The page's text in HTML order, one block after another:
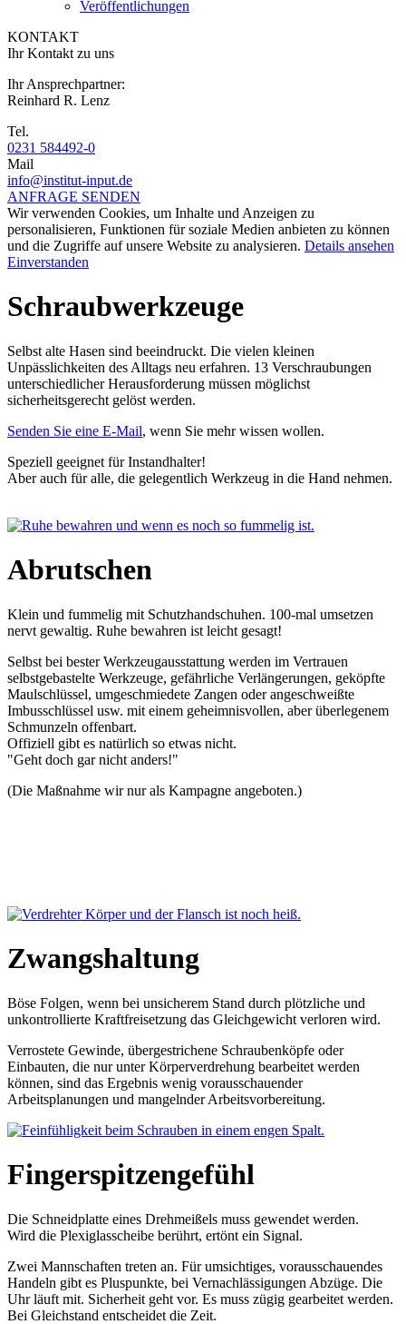
Veröffentlichungen
KONTAKT
Ihr Kontakt zu uns
Ihr Ansprechpartner:
Reinhard R. Lenz
Tel.
0231 584492-0
Mail
info@institut-input.de
ANFRAGE SENDEN
Wir verwenden Cookies, um Inhalte und Anzeigen zu
personalisieren, Funktionen für soziale Medien anbieten zu können
und die Zugriffe auf unsere Website zu analysieren. Details ansehen
Einverstanden
Schraubwerkzeuge
Selbst alte Hasen sind beeindruckt. Die vielen kleinen
Unpässlichkeiten des Alltags neu erfahren. 13 Verschraubungen
unterschiedlicher Herausforderung müssen möglichst
sicherheitsgerecht gelöst werden.
Senden Sie eine E-Mail, wenn Sie mehr wissen wollen.
Speziell geeignet für Instandhalter!
Aber auch für alle, die gelegentlich Werkzeug in die Hand nehmen.
Abrutschen
Klein und fummelig mit Schutzhandschuhen. 100-mal umsetzen
nervt gewaltig. Ruhe bewahren ist leicht gesagt!
Selbst bei bester Werkzeugausstattung werden im Vertrauen
selbstgebastelte Werkzeuge, gefährliche Verlängerungen, geköpfte
Maulschlüssel, umgeschmiedete Zangen oder angeschweißte
Imbusschlüssel usw. mit einem geheimnisvollen, aber überlegenem
Schmunzeln offenbart.
Offiziell gibt es natürlich so etwas nicht.
"Geht doch gar nicht anders!"
(Die Maßnahme wir nur als Kampagne angeboten.)
Zwangshaltung
Böse Folgen, wenn bei unsicherem Stand durch plötzliche und
unkontrollierte Kraftfreisetzung das Gleichgewicht verloren wird.
Verrostete Gewinde, übergestrichene Schraubenköpfe oder
Einbauten, die nur unter Körperverdrehung bearbeitet werden
können, sind das Ergebnis wenig vorausschauender
Arbeitsplanungen und mangelnder Arbeitsvorbereitung.
Fingerspitzengefühl
Die Schneidplatte eines Drehmeißels muss gewendet werden.
Wird die Plexiglasscheibe berührt, ertönt ein Signal.
Zwei Mannschaften treten an. Für umsichtiges, vorausschauendes
Handeln gibt es Pluspunkte, bei Vernachlässigungen Abzüge. Die
Uhr läuft mit. Sicherheit geht vor. Es muss zügig gearbeitet werden.
Bei Gleichstand entscheidet die Zeit.